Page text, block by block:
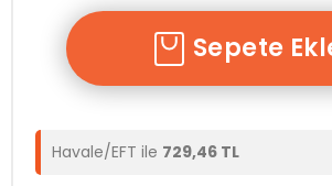
Sepete
Havale/EFT ile 729,46 TL